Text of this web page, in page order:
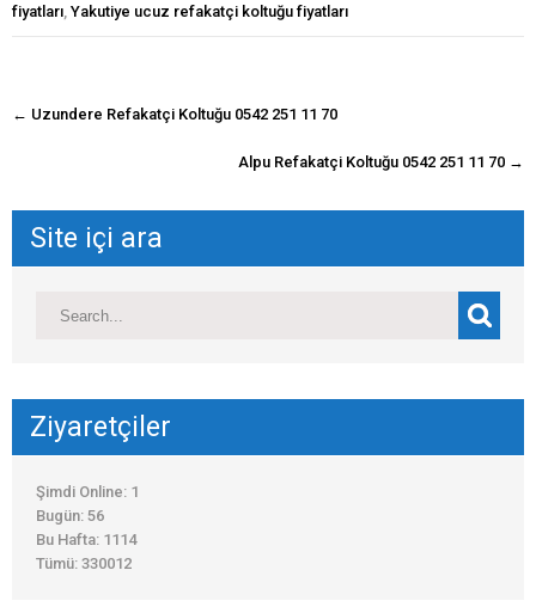
fiyatları Yakutiye ucuz refakatçi koltuğu fiyatları
navigasyon
← Uzundere Refakatçi Koltuğu 0542 251 11 70
Alpu Refakatçi Koltuğu 0542 251 11 70 →
Site içi ara
Ziyaretçiler
Şimdi Online: 1
Bugün: 56
Bu Hafta: 1114
Tümü: 330012